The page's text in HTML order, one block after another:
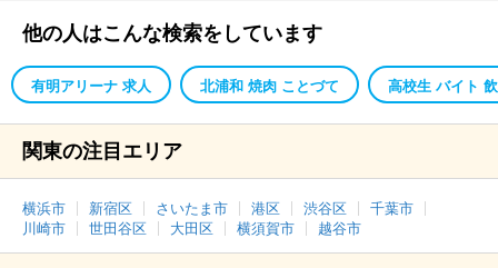
他の人はこんな検索をしています
有明アリーナ 求人 北浦和 焼肉 ことづて 高校生 バイト
関東の注目エリア
横浜市 新宿区 さいたま市 港区 渋谷区
千葉市
川崎市
世田谷区 大田区 横須賀市 越谷市